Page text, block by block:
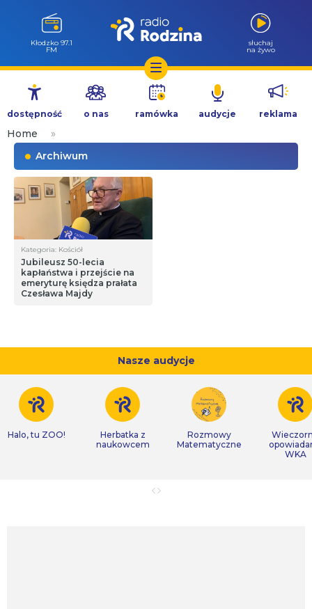
Przejdź
treści
Wołów 99.6
FM
słuchaj
na żywo
dostępność o nas ramówka audycje reklama
Home
»
Archiwum
Kategoria: Kościół
Jubileusz 50-lecia
kapłaństwa i przejście na
emeryturę księdza prałata
Czesława Majdy
Nasze audycje
Halo, tu ZOO!
Herbatka z
naukowcem
Rozmowy
Matematyczne
WKA